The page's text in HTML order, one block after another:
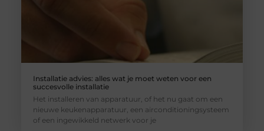
Installatie advies: alles wat je moet weten voor een
succesvolle installatie
Het installeren van apparatuur, of het nu gaat om een
nieuwe keukenapparatuur, een airconditioningsysteem
of een ingewikkeld netwerk voor je